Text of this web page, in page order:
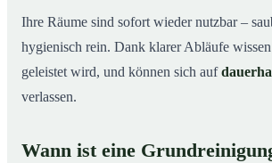
Ihre Räume sind sofort wieder nutzbar –
hygienisch rein. Dank klarer Abläufe
geleistet wird, und können sich auf
verlassen.
Wann ist eine